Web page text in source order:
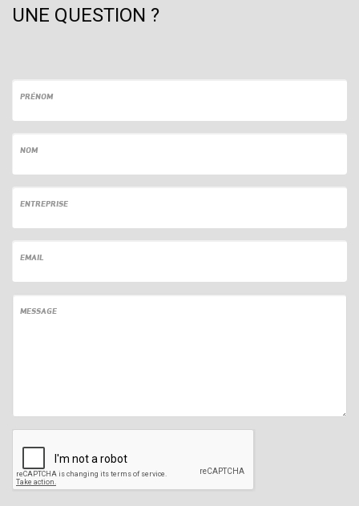
UNE QUESTION ?
PRÉNOM
NOM
ENTREPRISE
EMAIL
MESSAGE